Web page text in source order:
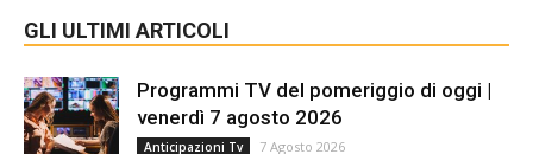
GLI ULTIMI ARTICOLI
Programmi TV del pomeriggio di oggi |
venerdì 7 agosto 2026
Anticipazioni Tv 7 Agosto 2026